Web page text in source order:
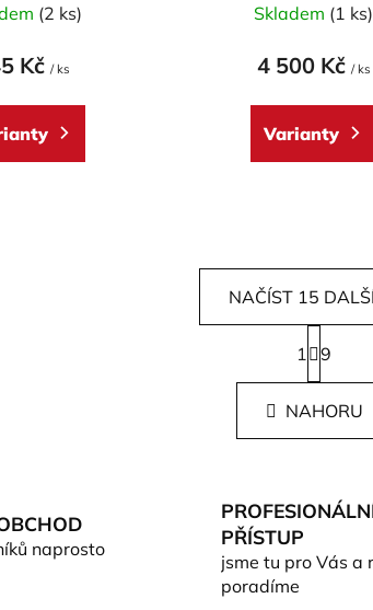
750/765/800/850/900/1000/1050
(2 ks)
Kč/ ks
Skladem (1 ks)
4 500 Kč / ks
Varianty
O
v
l
á
c
p
NAČÍST 15
S
t
r
n
k
á
n
1 9
NAHORU
naprosto
PŘÍSTUP
jsme tu pro Vás a
poradíme